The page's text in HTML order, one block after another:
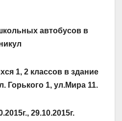
автобусов в
1, 2 классов в здание
Горького 1, ул.Мира 11.
29.10.2015г.